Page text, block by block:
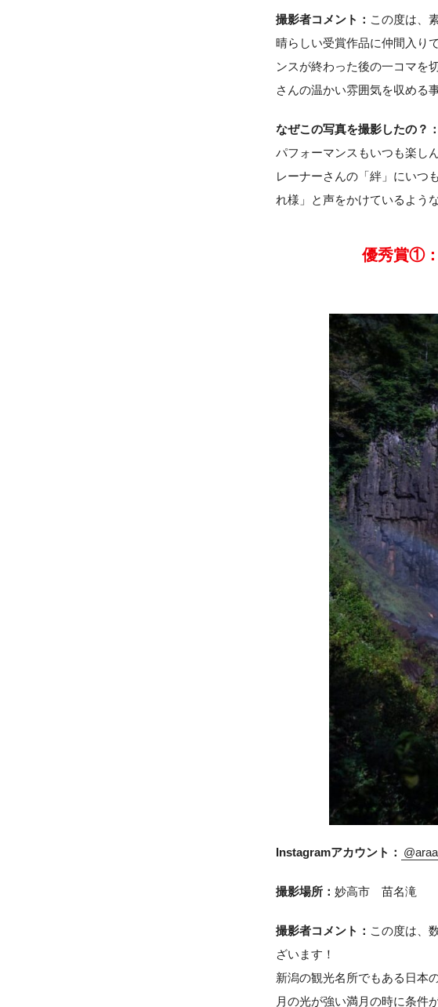
撮影者コメント： この度は、
晴らしい受賞作品に仲間入り
ンスが終わった後の一コマを
さんの温かい雰囲気を収める
なぜこの写真を撮影したの？：
パフォーマンスもいつも楽し
レーナーさんの「絆」にいつ
れ様」と声をかけているよう
優秀賞①：
Instagramアカウント：
撮影場所： 妙高市 苗名滝
撮影者コメント： この度は、
ざいます！
新潟の観光名所でもある日本
月の光が強い満月の時に条件